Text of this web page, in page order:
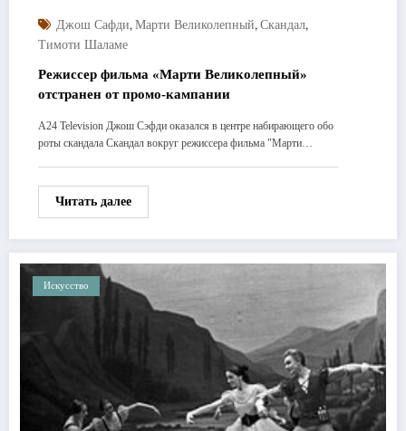
Джош Сафди, Марти Великолепный, Скандал,
Тимоти Шаламе
Режиссер фильма «Марти Великолепный»
отстранен от промо-кампании
A24 Television Джош Сэфди оказался в центре набирающего обо
роты скандала Скандал вокруг режиссера фильма "Марти…
Читать далее
Искусство